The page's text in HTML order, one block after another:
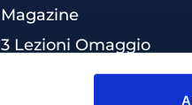
Magazine
3 Lezioni Omaggio